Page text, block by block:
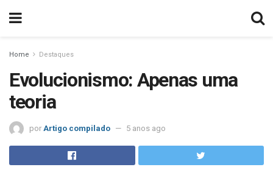
Home Destaques
Evolucionismo: Apenas uma
teoria
por Artigo compilado 5 anos ago